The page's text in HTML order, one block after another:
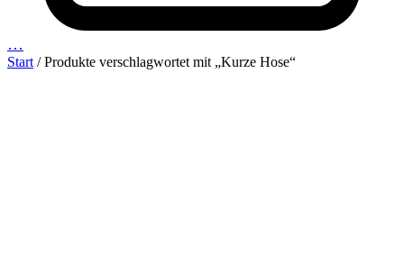
…
Start / Produkte verschlagwortet mit „Kurze Hose“